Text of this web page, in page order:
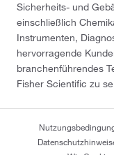
Sicherheits- und
einschließlich
Instrumenten,
hervorragende
branchenführendes
Fisher Scientific zu